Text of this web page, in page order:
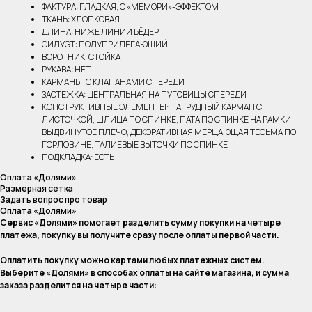
ФАКТУРА: ГЛАДКАЯ, С «МЕМОРИ»-ЭФФЕКТОМ
ТКАНЬ: ХЛОПКОВАЯ
ДЛИНА: НИЖЕ ЛИНИИ БЁДЕР
СИЛУЭТ: ПОЛУПРИЛЕГАЮЩИЙ
ВОРОТНИК: СТОЙКА
РУКАВА: НЕТ
КАРМАНЫ: С КЛАПАНАМИ СПЕРЕДИ
ЗАСТЕЖКА: ЦЕНТРАЛЬНАЯ НА ПУГОВИЦЫ СПЕРЕДИ
КОНСТРУКТИВНЫЕ ЭЛЕМЕНТЫ: НАГРУДНЫЙ КАРМАН С
ЛИСТОЧКОЙ, ШЛИЦА ПО СПИНКЕ, ПАТА ПО СПИНКЕ НА РАМКИ,
ВЫДВИНУТОЕ ПЛЕЧО, ДЕКОРАТИВНАЯ МЕРЦАЮЩАЯ ТЕСЬМА ПО
ГОРЛОВИНЕ, ТАЛИЕВЫЕ ВЫТОЧКИ ПО СПИНКЕ
ПОДКЛАДКА: ЕСТЬ
Оплата «Долями»
Размерная сетка
Задать вопрос про товар
Оплата «Долями»
Сервис «Долями» помогает разделить сумму покупки на четыре
платежа, покупку вы получите сразу после оплаты первой части.
Оплатить покупку можно картами любых платежных систем.
Выберите «Долями» в способах оплаты на сайте магазина, и сумма
заказа разделится на четыре части: